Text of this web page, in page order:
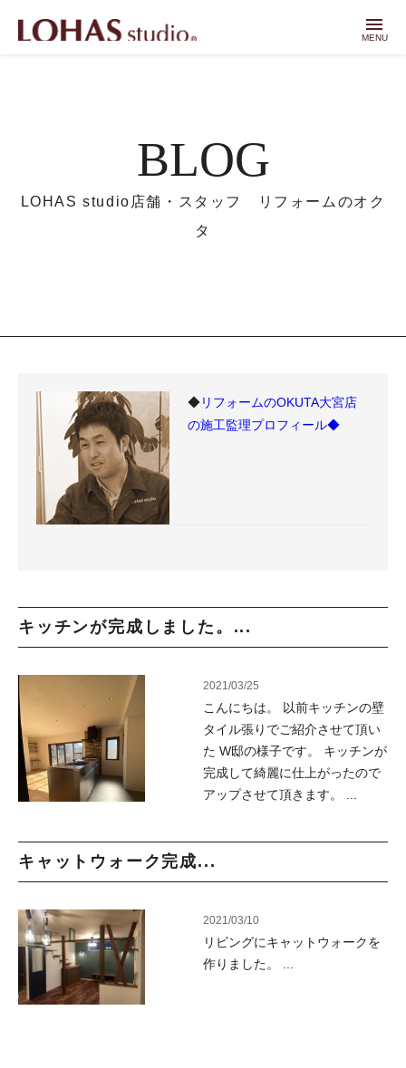
menu
MENU
BLOG
LOHAS studio店舗・スタッフ リフォームのオク
タ
◆リフォームのOKUTA大宮店
の施工監理プロフィール◆
キッチンが完成しました。...
2021/03/25
こんにちは。 以前キッチンの壁
タイル張りでご紹介させて頂い
た W邸の様子です。 キッチンが
完成して綺麗に仕上がったので
アップさせて頂きます。 ...
キャットウォーク完成...
2021/03/10
リビングにキャットウォークを
作りました。 ...